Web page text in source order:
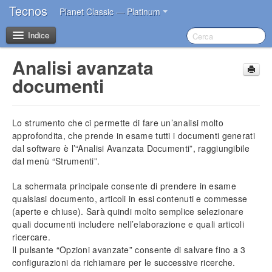
Tecnos Planet Classic — Platinum
Indice
Benvenuto
Introduzione
Impostazioni iniziali
Account Tecnos
Azzeramento archivi
Inserimento dati aziendali
Impostazione sconti in acquisto
Impostazione blocco prezzi
Analisi avanzata
documenti
Lo strumento che ci permette di fare un’analisi molto
approfondita, che prende in esame tutti i documenti generati
dal software è l’“Analisi Avanzata Documenti”, raggiungibile
dal menù “Strumenti”.
La schermata principale consente di prendere in esame
qualsiasi documento, articoli in essi contenuti e commesse
(aperte e chiuse). Sarà quindi molto semplice selezionare
quali documenti includere nell’elaborazione e quali articoli
ricercare.
Il pulsante “Opzioni avanzate” consente di salvare fino a 3
configurazioni da richiamare per le successive ricerche.